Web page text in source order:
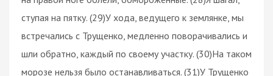
ступая на пятку. (29)У хода, ведущего к землянке, мы
встречались с Трущенко, медленно поворачивались и
шли обратно, каждый по своему участку. (30)На таком
морозе нельзя было останавливаться. (31)У Трущенко